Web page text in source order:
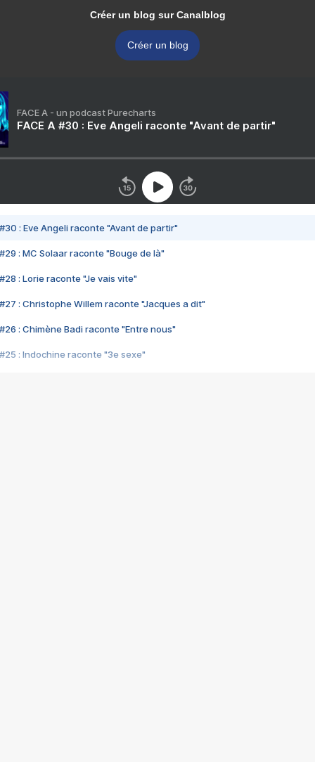
Créer un blog sur Canalblog
Créer un blog
FACE A - un podcast Purecharts
FACE A #30 : Eve Angeli raconte "Avant de partir"
#30 : Eve Angeli raconte "Avant de partir"
#29 : MC Solaar raconte "Bouge de là"
#28 : Lorie raconte "Je vais vite"
#27 : Christophe Willem raconte "Jacques a dit"
#26 : Chimène Badi raconte "Entre nous"
#25 : Indochine raconte "3e sexe"